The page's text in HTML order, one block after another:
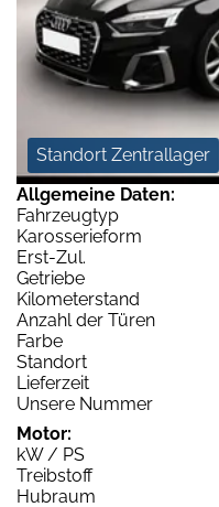
Standort Zentrallager
Allgemeine Daten:
Fahrzeugtyp
Karosserieform
Erst-Zul.
Getriebe
Kilometerstand
Anzahl der Türen
Farbe
Standort
Lieferzeit
Unsere Nummer
Motor:
kW / PS
Treibstoff
Hubraum